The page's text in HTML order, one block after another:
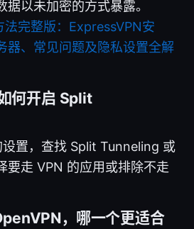
以未加密的方式暴露。
完整版：ExpressVPN安
器、常见问题及隐私设置全解
何开启 Split
置，查找 Split Tunneling 或
要走 VPN 的应用或排除不走
，哪一个更适合